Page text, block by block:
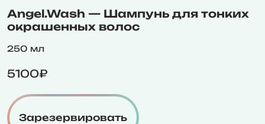
Angel.Wash — Шампунь для тонких
окрашенных волос
250 мл
5100₽
Зарезервировать